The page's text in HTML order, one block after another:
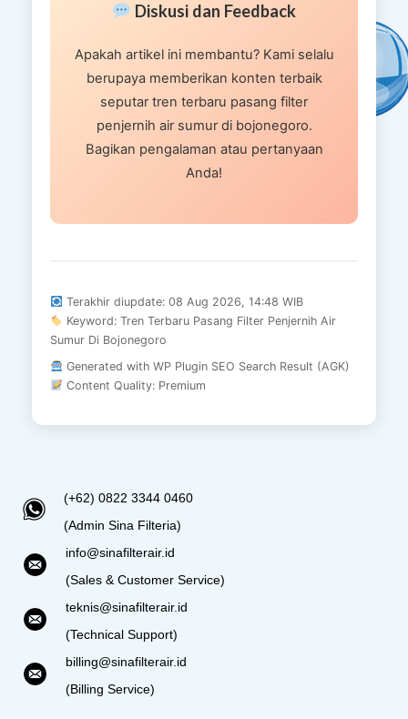
Diskusi dan Feedback
Apakah artikel ini membantu? Kami selalu
berupaya memberikan konten terbaik
seputar tren terbaru pasang filter
penjernih air sumur di bojonegoro.
Bagikan pengalaman atau pertanyaan
Anda!
Terakhir diupdate: 08 Aug 2026, 14:48 WIB
Keyword: Tren Terbaru Pasang Filter Penjernih Air
Sumur Di Bojonegoro
Generated with WP Plugin SEO Search Result (AGK)
Content Quality: Premium
(+62) 0822 3344 0460
(Admin Sina Filteria)
info@sinafilterair.id
(Sales & Customer Service)
teknis@sinafilterair.id
(Technical Support)
billing@sinafilterair.id
(Billing Service)